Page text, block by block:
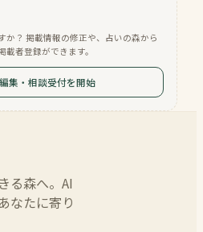
か？ 掲載情報の修正や、占いの森から
者登録ができます。
集・相談受付を開始
る森へ。AI
なたに寄り